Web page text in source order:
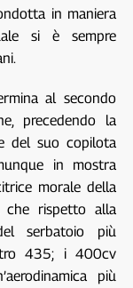
in maniera
si è sempre
al secondo
precedendo la
del suo copilota
in mostra
morale della
rispetto alla
serbatoio più
435; i 400cv
più